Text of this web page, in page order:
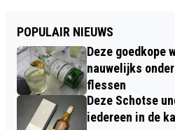
POPULAIR NIEUWS
Deze goedkope
nauwelijks
flessen
Deze Schotse
iedereen in de